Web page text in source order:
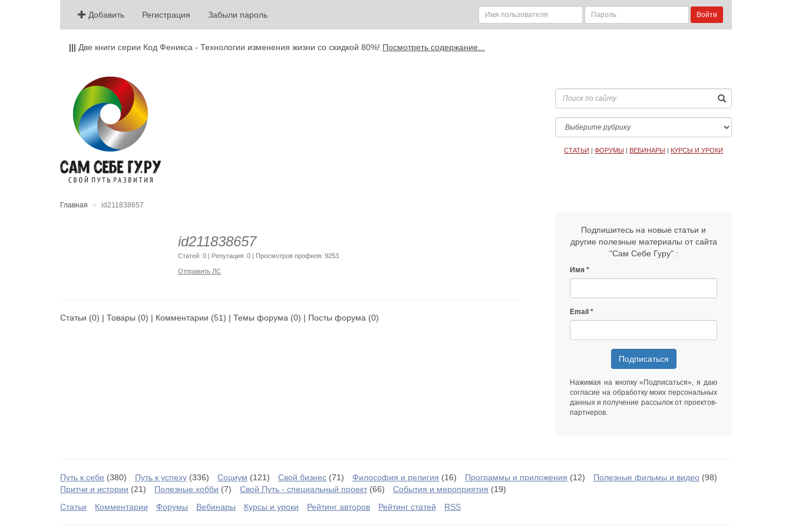
Добавить Регистрация Забыли пароль Войти
||| Две книги серии Код Феникса - Технологии изменения жизни со скидкой 80%! Посмотреть содержание...
СТАТЬИ | ФОРУМЫ | ВЕБИНАРЫ | КУРСЫ И УРОКИ
Главная id211838657
id211838657
Cтатей: 0 | Репутация: 0 | Просмотров профиля: 9253
Отправить ЛС
Статьи (0) | Товары (0) | Комментарии (51) | Темы форума (0) | Посты форума (0)
Подпишитесь на новые статьи и
другие полезные материалы от сайта
"Сам Себе Гуру" :
Имя
Email
Подписаться
Нажимая на кнопку «Подписаться», я даю
согласие на обработку моих персональных
данных и получение рассылок от проектов-
партнеров.
Путь к себе (380) Путь к успеху (336) Социум (121) Свой бизнес (71) Философия и религия (16) Программы и приложения (12) Полезные фильмы и видео (98)
Притчи и истории (21) Полезные хобби (7) Свой Путь - специальный проект(66) События и мероприятия (19)
Статьи
Комментарии Форумы Вебинары Курсы и уроки Рейтинг авторов Рейтинг статей RSS